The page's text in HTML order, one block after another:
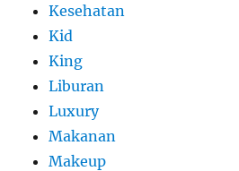
Kesehatan
Kid
King
Liburan
Luxury
Makanan
Makeup